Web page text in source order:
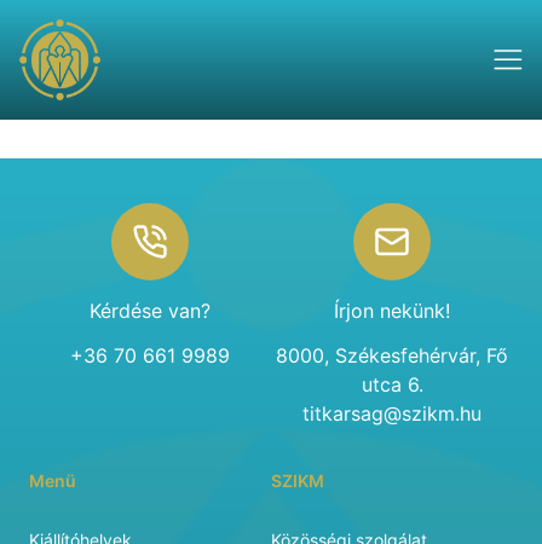
Kérdése van?
+36 70 661 9989
Írjon nekünk!
8000, Székesfehérvár, Fő
utca 6.
titkarsag@szikm.hu
Menü
Kiállítóhelyek
SZIKM
Közösségi szolgálat